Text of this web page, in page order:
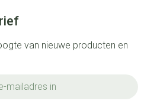
van nieuwe producten en